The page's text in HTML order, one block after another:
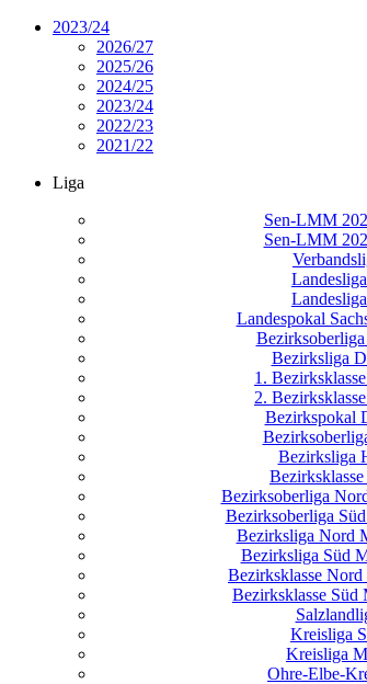
2023/24
2026/27
2025/26
2024/25
2023/24
2022/23
2021/22
Liga
Sen-LMM
Sen-LMM
Landespokal
Bezirksoberliga
Bezirksliga
1.
2.
Bezirkspokal
Bezirksliga
Bezirksoberliga
Bezirksoberliga
Bezirksliga Nord
Bezirksliga Süd
Bezirksklasse
Bezirksklasse Süd
Kreisliga
Kreisliga
Ohre-Elbe-